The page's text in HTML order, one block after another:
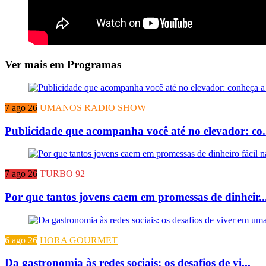
Ver mais em Programas
7 ago 26 UMANOS RADIO SHOW
Publicidade que acompanha você até no elevador:
7 ago 26 TURBO 92
Por que tantos jovens caem em promessas de
6 ago 26 HORA GOURMET
Da gastronomia às redes sociais: os desafios de vi...